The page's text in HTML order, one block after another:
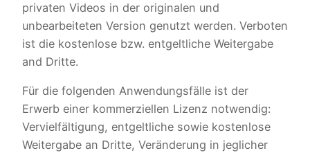
privaten Videos in der originalen und
unbearbeiteten Version genutzt werden. Verboten
ist die kostenlose bzw. entgeltliche Weitergabe
and Dritte.
Für die folgenden Anwendungsfälle ist der
Erwerb einer kommerziellen Lizenz notwendig:
Vervielfältigung, entgeltliche sowie kostenlose
Weitergabe an Dritte, Veränderung in jeglicher